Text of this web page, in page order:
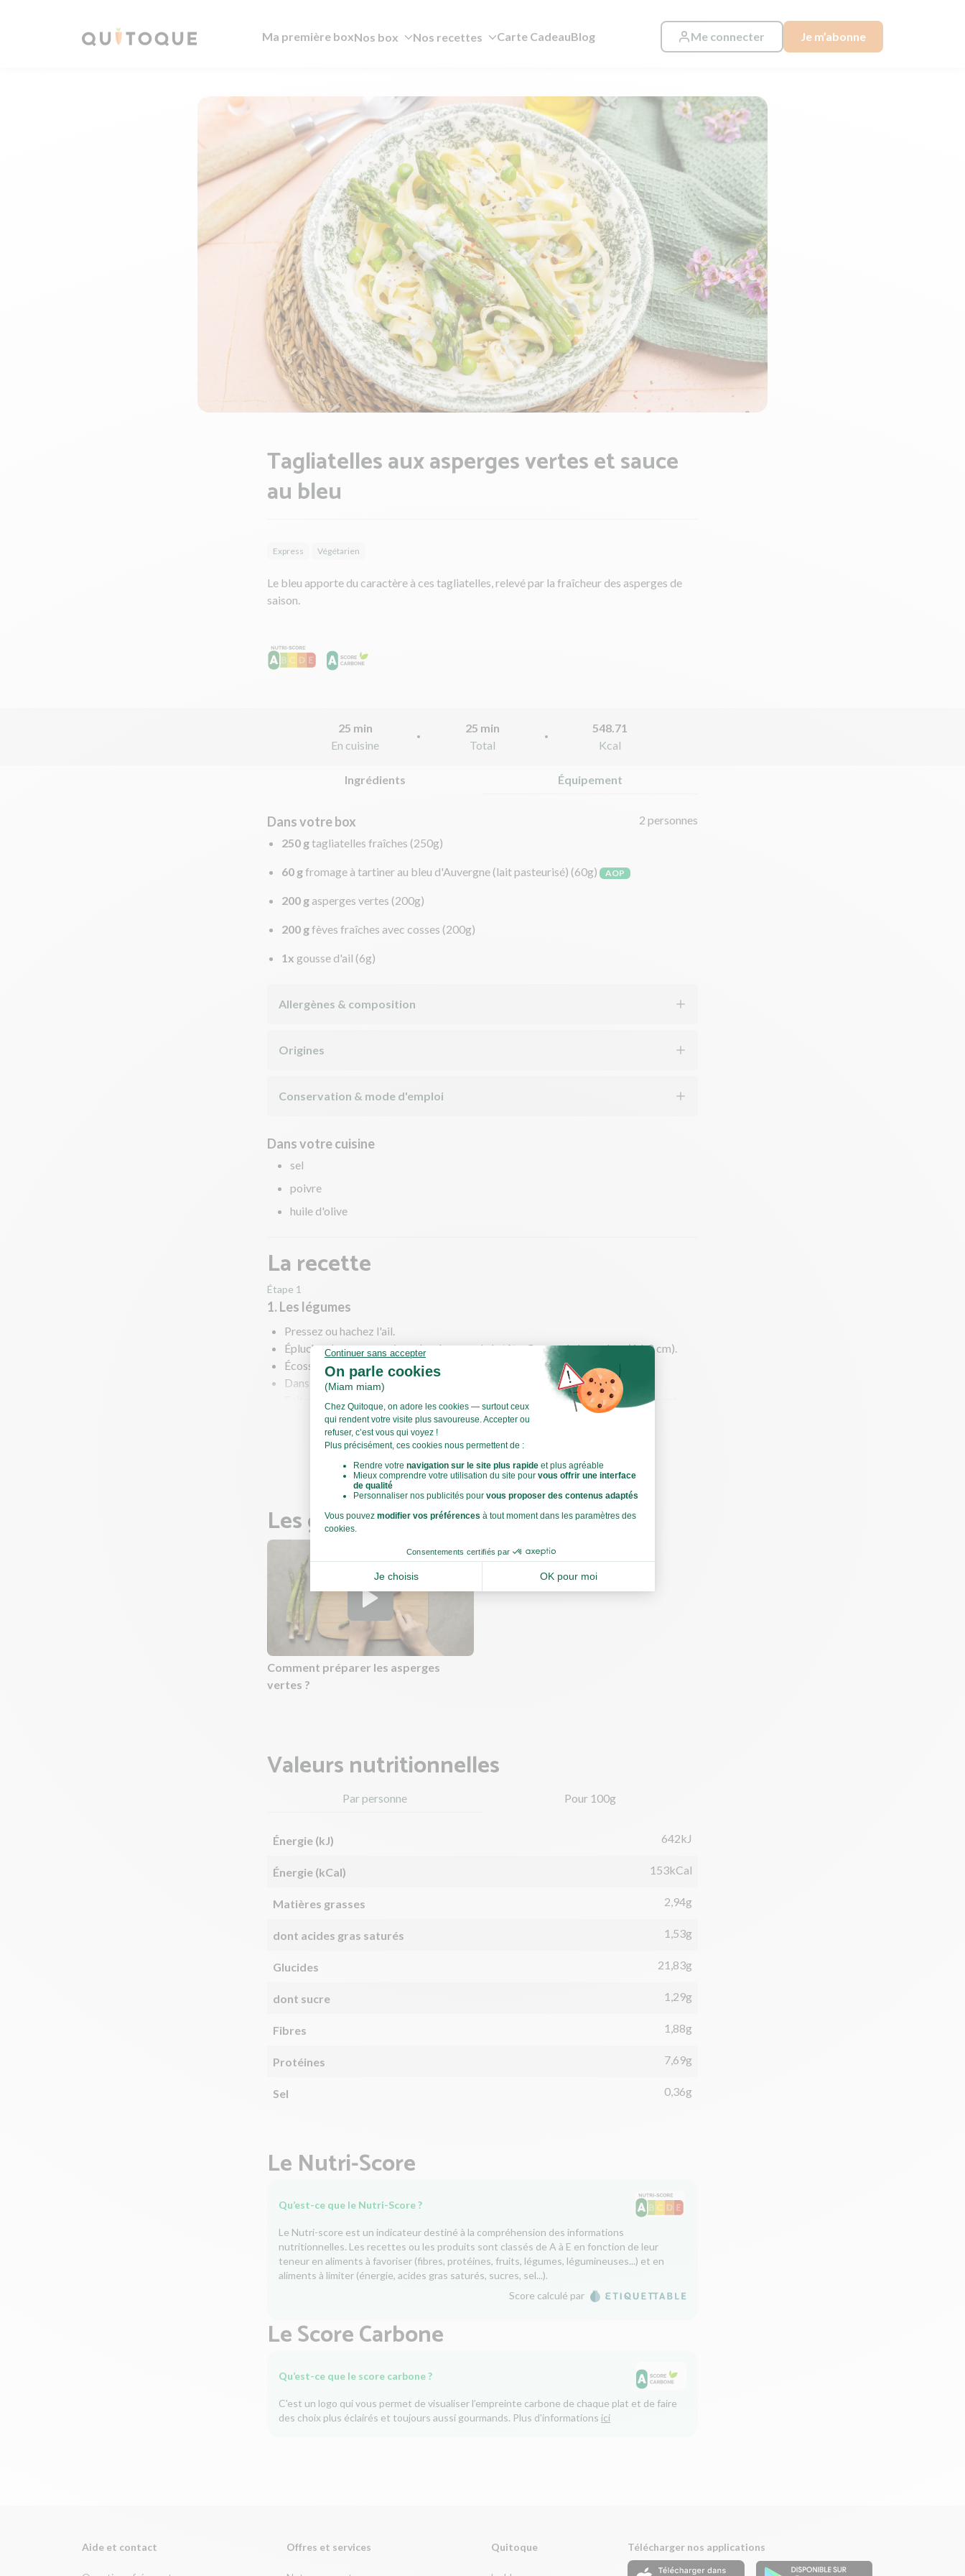
Ma première boxNos box Nos recettes Carte CadeauBlog Me connecter Je m’abonne
Tagliatelles aux asperges vertes et sauce
au bleu
Express Végétarien
Le bleu apporte du caractère à ces tagliatelles, relevé par la fraîcheur des asperges de
saison.
25 min
En cuisine
25 min
Total
548.71
Kcal
Ingrédients Équipement
Dans votre box
2 personnes
250 gtagliatelles fraîches (250g)
60 gfromage à tartiner au bleu d'Auvergne (lait pasteurisé) (60g) AOP
200 g asperges vertes (200g)
200 gfèves fraîches avec cosses (200g)
1x gousse d'ail (6g)
Allergènes & composition
Origines
Conservation & mode d'emploi
Dans votre cuisine
sel
poivre
huile d'olive
La recette
Étape 1
1. Les légumes
Pressez ou hachez l'ail.
Épluchez les asperges jusqu'en dessous de la tête. Coupez la base dure (1 à 2 cm).
Écossez les fèves.
Dans une sauteuse, faites chauffer un filet d'huile d'olive à feu moyen.
Faites revenir les asperges, l'ail et les fèves 10 à 15 min en remuant régulièrement
jusqu’à ce que les asperges soient tendres mais encore légèrement croquantes. Salez,
Pendant la cuisson des légumes, faites cuire les tagliatelles.
Voir toute la recette
Les gestes de cuisine
Comment préparer les asperges
vertes ?
Valeurs nutritionnelles
Par personne Pour 100g
Énergie (kJ) 642kJ
Énergie (kCal) 153kCal
Matières grasses 2,94g
dont acides gras saturés 1,53g
Glucides 21,83g
dont sucre 1,29g
Fibres 1,88g
Protéines 7,69g
Sel 0,36g
Le Nutri-Score
Qu’est-ce que le Nutri-Score ?
Le Nutri-score est un indicateur destiné à la compréhension des informations
nutritionnelles. Les recettes ou les produits sont classés de A à E en fonction de leur
teneur en aliments à favoriser (fibres, protéines, fruits, légumes, légumineuses...) et en
aliments à limiter (énergie, acides gras saturés, sucres, sel...).
Score calculé par
Le Score Carbone
Qu’est-ce que le score carbone ?
C'est un logo qui vous permet de visualiser l’empreinte carbone de chaque plat et de faire
des choix plus éclairés et toujours aussi gourmands. Plus d'informations ici
Aide et contact Offres et services Quitoque Télécharger nos applications